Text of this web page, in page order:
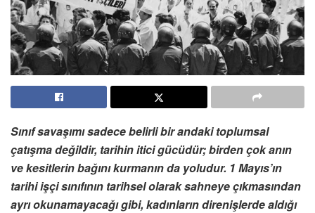
Sınıf savaşımı sadece belirli bir andaki toplumsal
çatışma değildir, tarihin itici gücüdür; birden çok anın
ve kesitlerin bağını kurmanın da yoludur. 1 Mayıs’ın
tarihi işçi sınıfının tarihsel olarak sahneye çıkmasından
ayrı okunamayacağı gibi, kadınların direnişlerde aldığı